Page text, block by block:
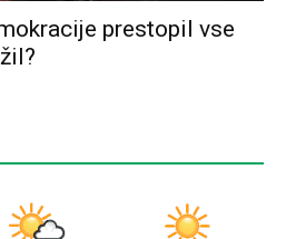
prestopil vse